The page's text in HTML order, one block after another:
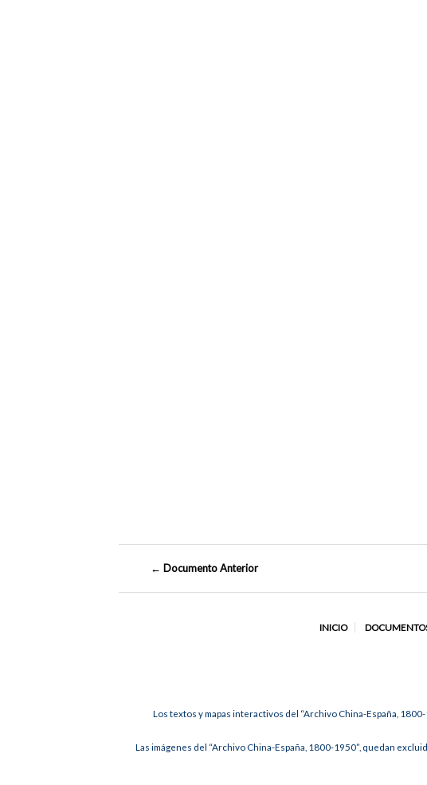
← Documento Anterior
INICIO
Los textos y mapas interactivos del “Archivo China-España,
Las imágenes del “Archivo China-España, 1800-1950”, quedan